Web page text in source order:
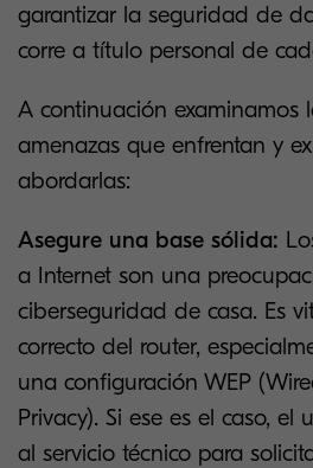
garantizar la seguridad de
corre a título personal de
A continuación examinamos
amenazas que enfrentan y
abordarlas:
Asegure una base sólida:
a Internet son una
ciberseguridad de casa. Es
correcto del router,
una configuración WEP
Privacy). Si ese es el caso,
al servicio técnico para